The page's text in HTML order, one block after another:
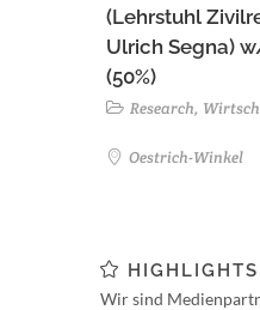
(Lehrstuhl
Ulrich Segna)
(50%)
Research,
Oestrich-Winkel
HIGHLIGHTS
Wir sind